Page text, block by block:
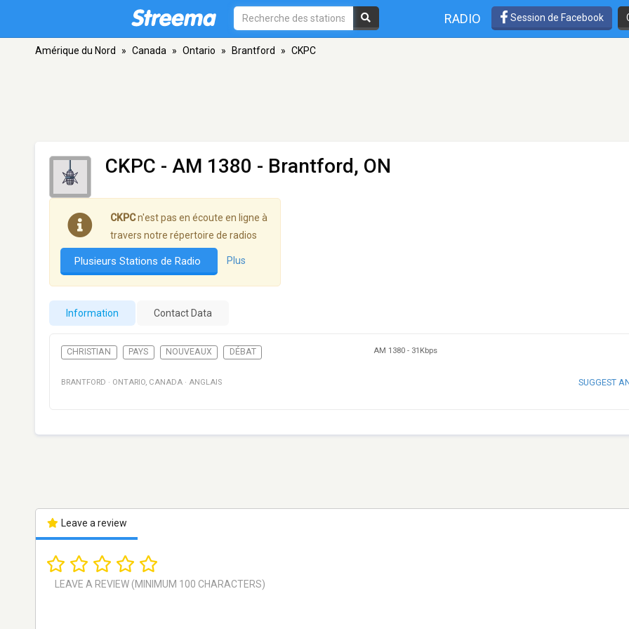
RADIO Session de Facebook
Amérique du Nord » Canada » Ontario » Brantford » CKPC
CKPC - AM 1380 - Brantford, ON
CKPCn'est pas en écoute en ligne à
travers notre répertoire de radios
Plusieurs Stations de Radio Plus
Information Contact Data
CHRISTIAN PAYS NOUVEAUX DÉBAT AM 1380 - 31Kbps
BRANTFORD · ONTARIO, CANADA · ANGLAIS SUGGEST
Leave a review